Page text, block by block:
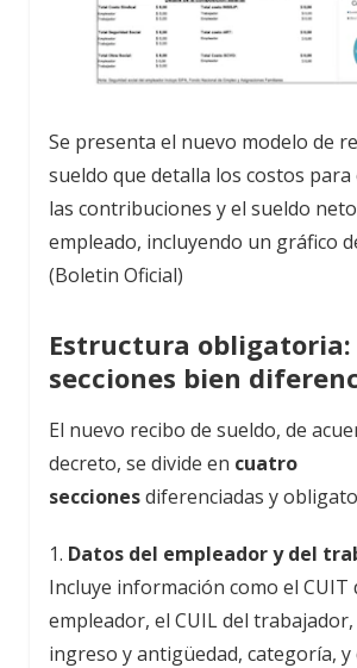
Se presenta el nuevo modelo de
sueldo que detalla los costos
las contribuciones y el sueldo
empleado, incluyendo un gráfico
(Boletin Oficial)
Estructura
secciones bien
El nuevo recibo de sueldo, de
decreto, se divide en cuatro
seccionesdiferenciadas y
1. Datos del empleador y del
Incluye información como el CUIT
empleador, el CUIL del trabajador,
ingreso y antigüedad, categoría,